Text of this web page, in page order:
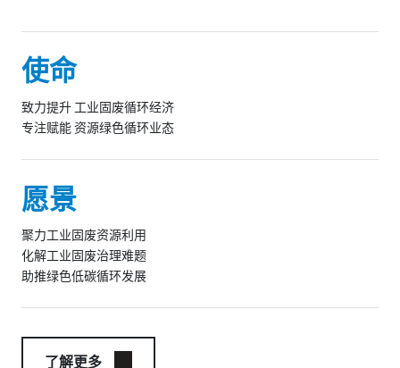
使命
致力提升 工业固废循环经济
专注赋能 资源绿色循环业态
愿景
聚力工业固废资源利用
化解工业固废治理难题
助推绿色低碳循环发展
了解更多